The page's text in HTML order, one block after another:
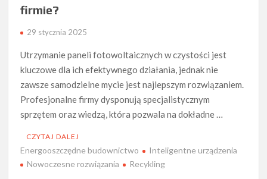
firmie?
29 stycznia 2025
Utrzymanie paneli fotowoltaicznych w czystości jest
kluczowe dla ich efektywnego działania, jednak nie
zawsze samodzielne mycie jest najlepszym rozwiązaniem.
Profesjonalne firmy dysponują specjalistycznym
sprzętem oraz wiedzą, która pozwala na dokładne …
CZYTAJ DALEJ
Energooszczędne budownictwo
Inteligentne urządzenia
Nowoczesne rozwiązania
Recykling